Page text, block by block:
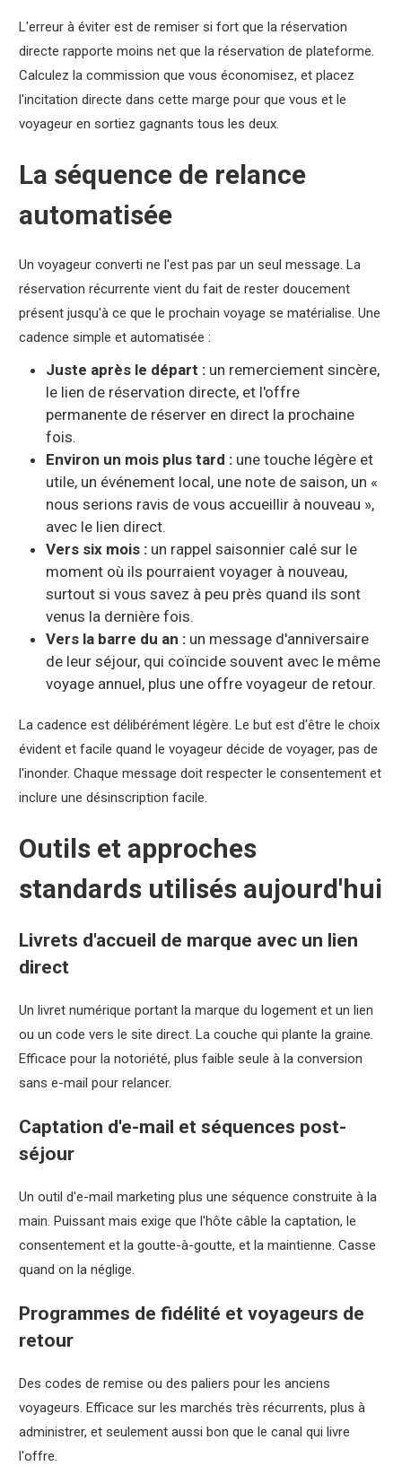
L'erreur à éviter est de remiser si fort que la réservation
directe rapporte moins net que la réservation de plateforme.
Calculez la commission que vous économisez, et placez
l'incitation directe dans cette marge pour que vous et le
voyageur en sortiez gagnants tous les deux.
La séquence de relance
automatisée
Un voyageur converti ne l'est pas par un seul message. La
réservation récurrente vient du fait de rester doucement
présent jusqu'à ce que le prochain voyage se matérialise. Une
cadence simple et automatisée :
Juste après le départ :un remerciement sincère,
le lien de réservation directe, et l'offre
permanente de réserver en direct la prochaine
fois.
Environ un mois plus tard :une touche légère et
utile, un événement local, une note de saison, un «
nous serions ravis de vous accueillir à nouveau »,
avec le lien direct.
Vers six mois :un rappel saisonnier calé sur le
moment où ils pourraient voyager à nouveau,
surtout si vous savez à peu près quand ils sont
venus la dernière fois.
Vers la barre du an :un message d'anniversaire
de leur séjour, qui coïncide souvent avec le même
voyage annuel, plus une offre voyageur de retour.
La cadence est délibérément légère. Le but est d'être le choix
évident et facile quand le voyageur décide de voyager, pas de
l'inonder. Chaque message doit respecter le consentement et
inclure une désinscription facile.
Outils et approches
standards utilisés aujourd'hui
Livrets d'accueil de marque avec un lien
direct
Un livret numérique portant la marque du logement et un lien
ou un code vers le site direct. La couche qui plante la graine.
Efficace pour la notoriété, plus faible seule à la conversion
sans e-mail pour relancer.
Captation d'e-mail et séquences post-
séjour
Un outil d'e-mail marketing plus une séquence construite à la
main. Puissant mais exige que l'hôte câble la captation, le
consentement et la goutte-à-goutte, et la maintienne. Casse
quand on la néglige.
Programmes de fidélité et voyageurs de
retour
Des codes de remise ou des paliers pour les anciens
voyageurs. Efficace sur les marchés très récurrents, plus à
administrer, et seulement aussi bon que le canal qui livre
l'offre.